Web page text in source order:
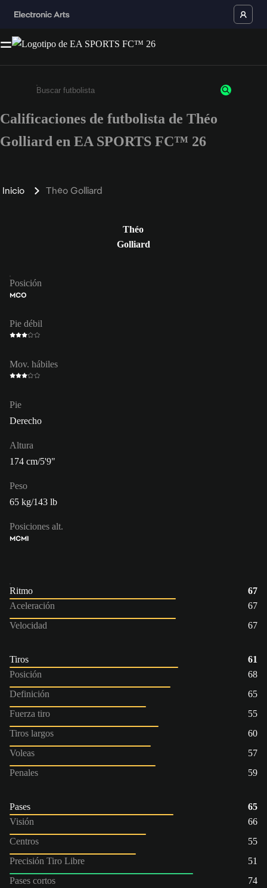
Ingresa un mínimo de 3 caracteres o números
Calificaciones de futbolista de Théo
Golliard en EA SPORTS FC™ 26
Inicio Théo Golliard
Théo
Golliard
Posición
MCO
Pie débil
Mov. hábiles
Pie
Derecho
Altura
174 cm/5'9"
Peso
65 kg/143 lb
Posiciones alt.
MCMI
Ritmo
67
Aceleración
67
Velocidad
67
Tiros
61
Posición
68
Definición
65
Fuerza tiro
55
Tiros largos
60
Voleas
57
Penales
59
Pases
65
Visión
66
Centros
55
Precisión Tiro Libre
51
Pases cortos
74